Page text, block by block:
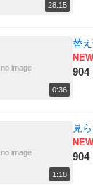
28:15
no image
0:36
替
904
no image
1:18
見
904